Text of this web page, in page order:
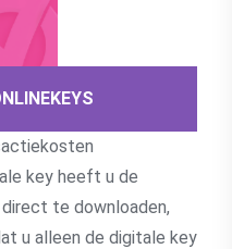
key heeft u de
te downloaden,
u alleen de digitale key